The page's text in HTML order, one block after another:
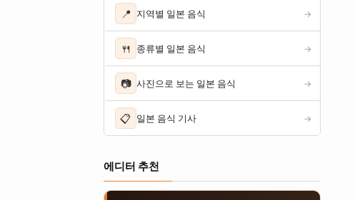
📍 지역별 일본 음식 →
🍴 종류별 일본 음식 →
📷 사진으로 보는 일본 음식 →
📋 일본 음식 기사 →
에디터 추천